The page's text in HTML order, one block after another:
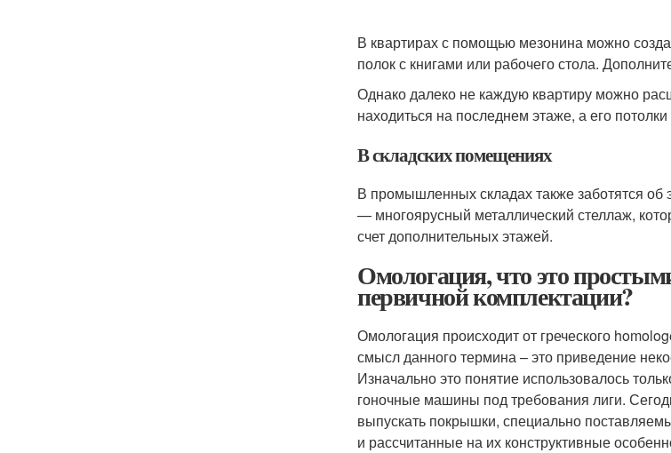
В квартирах с помощью мезонина можно
полок с книгами или рабочего стола.
Однако далеко не каждую квартиру можно
находиться на последнем этаже, а его
В складских помещениях
В промышленных складах также заботятся об
— многоярусный металлический стеллаж,
счет дополнительных этажей.
Омологация, что это
первичной комплектации?
Омологация происходит от греческого
смысл данного термина – это приведение
Изначально это понятие использовалось
гоночные машины под требования лиги.
выпускать покрышки, специально
и рассчитанные на их конструктивные